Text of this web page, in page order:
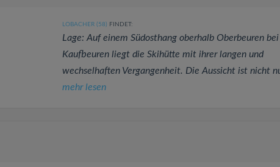
LOBACHER (58) FINDET:
Lage: Auf einem Südosthang oberhalb Oberbeuren bei
Kaufbeuren liegt die Skihütte mit ihrer langen und
wechselhaften Vergangenheit. Die Aussicht ist nicht
mehr lesen